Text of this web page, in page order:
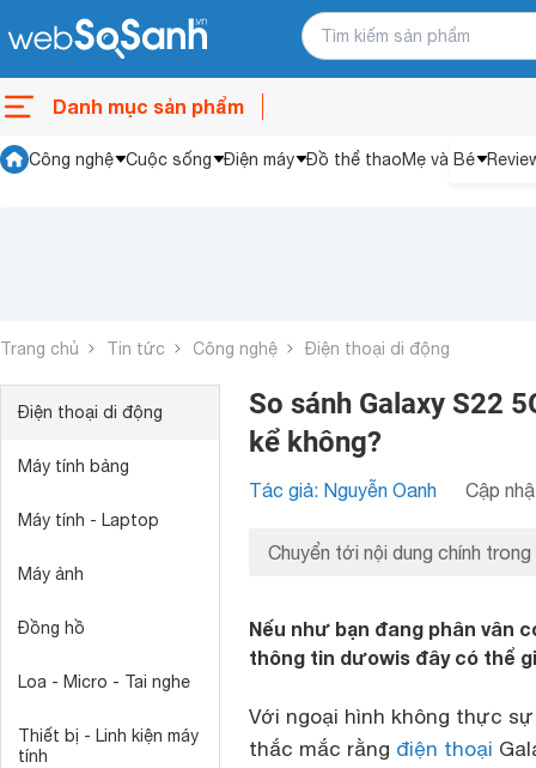
Danh mục sản phẩm
Công nghệ Cuộc sống Điện máy Đồ thể thaoMẹ và Bé
Trang chủ Tin tức Công nghệ Điện thoại di động
Điện thoại di động
Máy tính bảng
Máy tính - Laptop
Máy ảnh
Đồng hồ
Loa - Micro - Tai nghe
Thiết bị - Linh kiện máy
tính
So sánh Galaxy S22
kể không?
Tác giả: Nguyễn Oanh Cập
Chuyển tới nội dung chính trong
Nếu như bạn đang phân vân
thông tin dưowis đây có thể
Với ngoại hình không thực
thắc mắc rằng điện thoại